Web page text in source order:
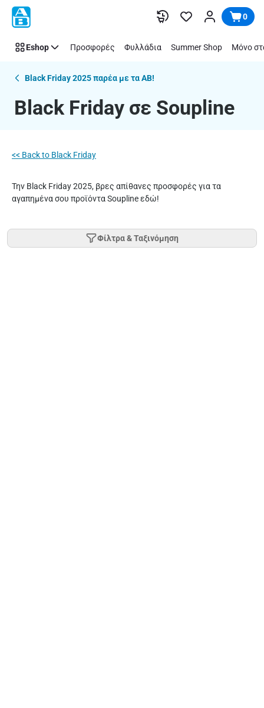
Παράλειψη
Black
Friday
Soupline
Βασιλόπουλος
0
Eshop Προσφορές Φυλλάδια Summer Shop Μόνο
Black Friday 2025 παρέα με τα ΑΒ!
Black Friday σε Soupline
<< Back to Black Friday
Την Black Friday 2025, βρες απίθανες προσφορές για τα
αγαπημένα σου προϊόντα Soupline εδώ!
Φίλτρα & Ταξινόμηση